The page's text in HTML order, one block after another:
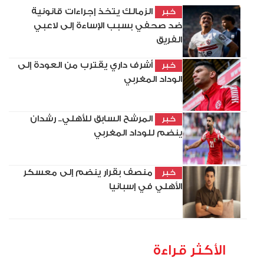
خبر
الزمالك يتخذ إجراءات قانونية
ضد صحفي بسبب الإساءة إلى لاعبي
الفريق
خبر
أشرف داري يقترب من العودة إلى
الوداد المغربي
خبر
المرشح السابق للأهلي.. رشدان
ينضم للوداد المغربي
خبر
منصف بقرار ينضم إلى معسكر
الأهلي في إسبانيا
الأكثر قراءة